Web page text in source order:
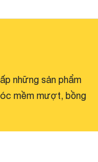
những sản phẩm
mềm mượt, bồng